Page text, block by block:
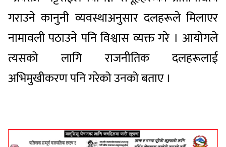
गराउने कानुनी व्यवस्थाअनुसार दलहरूले मिलाएर
नामावली पठाउने पनि विश्वास व्यक्त गरे । आयोगले
त्यसको लागि राजनीतिक दलहरूलाई
अभिमुखीकरण पनि गरेको उनको बताए ।